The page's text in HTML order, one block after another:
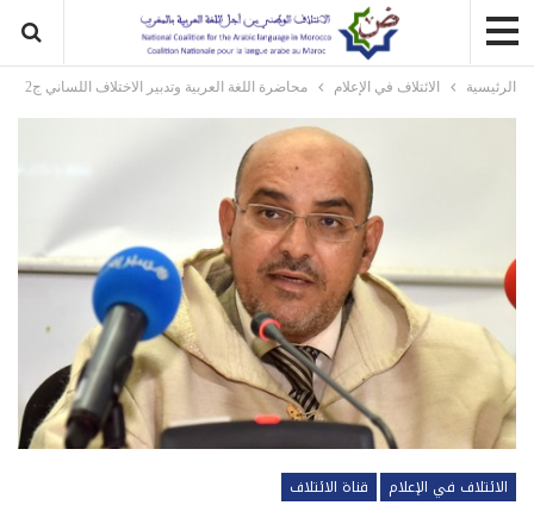
الرئيسية الائتلاف في الإعلام محاضرة اللغة العربية وتدبير الاختلاف اللساني ج2
الائتلاف في الإعلام
قناة الائتلاف